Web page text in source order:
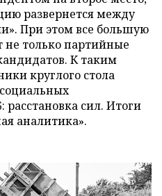
развернется между
При этом все большую
только партийные
К таким
круглого стола
расстановка сил. Итоги
аналитика».